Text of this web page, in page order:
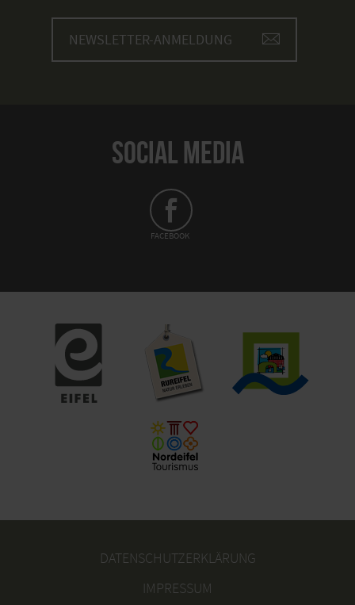
NEWSLETTER-ANMELDUNG
SOCIAL MEDIA
FACEBOOK
DATENSCHUTZERKLÄRUNG
IMPRESSUM